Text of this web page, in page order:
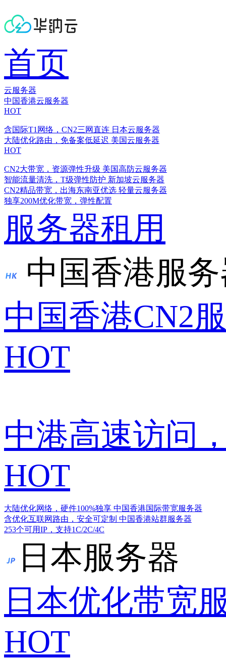
首页
云服务器
中国香港云服务器
HOT
含国际T1网络，CN2三网直连 日本云服务器
大陆优化路由，免备案低延迟 美国云服务器
HOT
CN2大带宽，资源弹性升级 美国高防云服务器
智能流量清洗，T级弹性防护 新加坡云服务器
CN2精品带宽，出海东南亚优选 轻量云服务器
独享200M优化带宽，弹性配置
服务器租用
中国香港服
中国香港CN2
HOT
中港高速访问
HOT
大陆优化网络，硬件100%独享 中国香港国际带宽服务器
含优化互联网路由，安全可定制 中国香港站群服务器
253个可用IP，支持1C/2C/4C
日本服务器
日本优化带宽
HOT